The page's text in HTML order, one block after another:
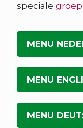
speciale
MENU
MENU
MENU